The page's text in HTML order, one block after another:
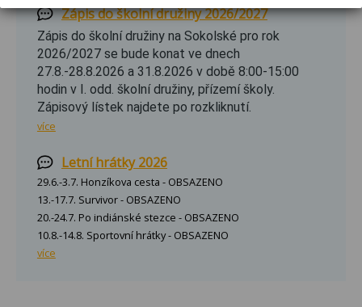
Zápis do školní družiny 2026/2027
Zápis do školní družiny na Sokolské pro rok
2026/2027 se bude konat ve dnech
27.8.-28.8.2026 a 31.8.2026 v době 8:00-15:00
hodin v I. odd. školní družiny, přízemí školy.
Zápisový lístek najdete po rozkliknutí.
více
Letní hrátky 2026
29.6.-3.7. Honzíkova cesta - OBSAZENO
13.-17.7. Survivor - OBSAZENO
20.-24.7. Po indiánské stezce - OBSAZENO
10.8.-14.8. Sportovní hrátky - OBSAZENO
více